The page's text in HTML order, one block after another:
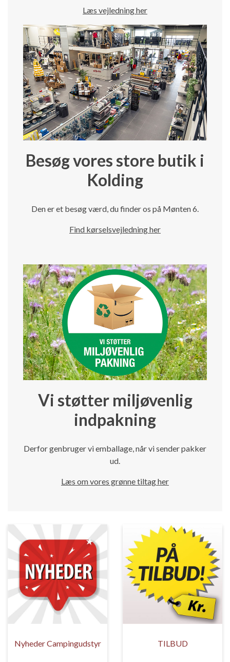
Læs vejledning her
Besøg vores store butik i
Kolding
Den er et besøg værd, du finder os på Mønten 6.
Find kørselsvejledning her
Vi støtter miljøvenlig
indpakning
Derfor genbruger vi emballage, når vi sender pakker
ud.
Læs om vores grønne tiltag her
Nyheder Campingudstyr TILBUD